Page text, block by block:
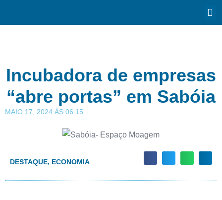
Incubadora de empresas
“abre portas” em Sabóia
MAIO 17, 2024 ÀS 06:15
DESTAQUE, ECONOMIA